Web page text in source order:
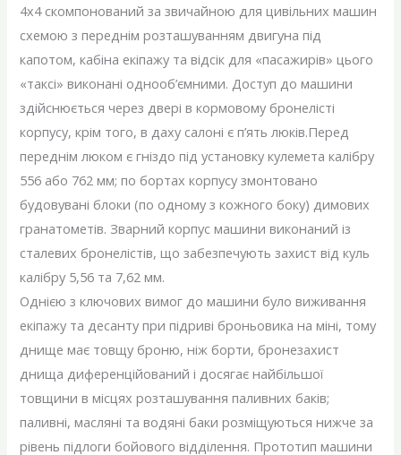
4х4 скомпонований за звичайною для цивільних машин
схемою з переднім розташуванням двигуна під
капотом, кабіна екіпажу та відсік для «пасажирів» цього
«таксі» виконані однооб’ємними. Доступ до машини
здійснюється через двері в кормовому бронелісті
корпусу, крім того, в даху салоні є п’ять люків.Перед
переднім люком є ​​гніздо під установку кулемета калібру
556 або 762 мм; по бортах корпусу змонтовано
будовувані блоки (по одному з кожного боку) димових
гранатометів. Зварний корпус машини виконаний із
сталевих бронелістів, що забезпечують захист від куль
калібру 5,56 та 7,62 мм.
Однією з ключових вимог до машини було виживання
екіпажу та десанту при підриві броньовика на міні, тому
днище має товщу броню, ніж борти, бронезахист
днища диференційований і досягає найбільшої
товщини в місцях розташування паливних баків;
паливні, масляні та водяні баки розміщуються нижче за
рівень підлоги бойового відділення. Прототип машини